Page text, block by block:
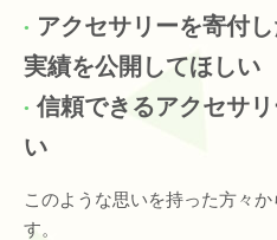
アクセサリーを寄付
実績を公開してほしい
信頼できるアクセサ
い
このような思いを持った方々
す。